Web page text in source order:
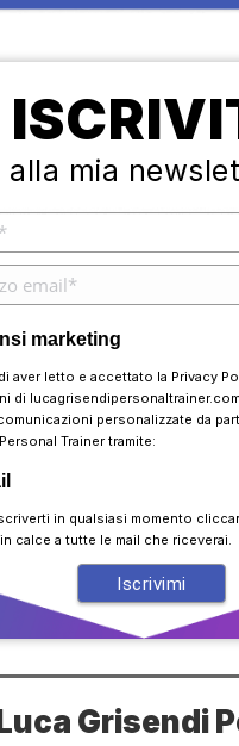
alla mia
marketing
aver letto e accettato la Privacy
di
personalizzate da
Trainer tramite:
in qualsiasi momento
calce a tutte le mail che riceverai.
Grisendi